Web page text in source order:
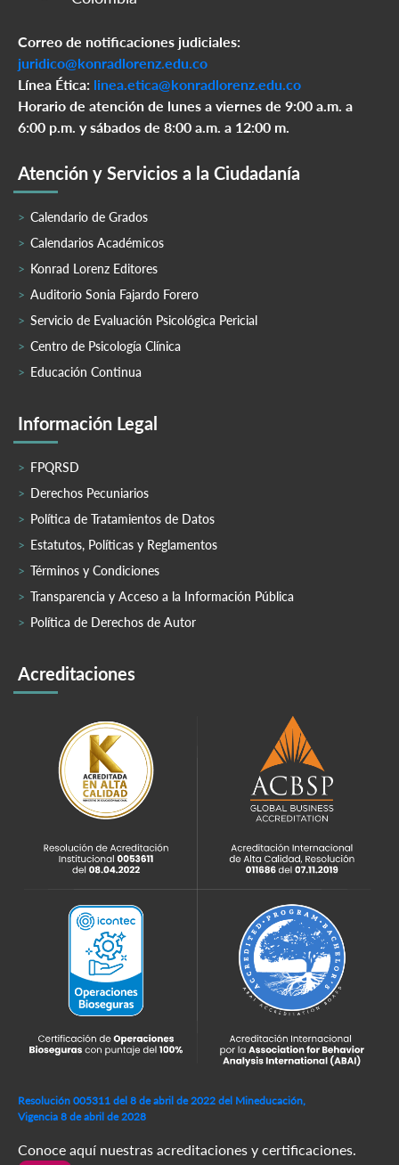
Correo de notificaciones judiciales:
juridico@konradlorenz.edu.co
Línea Ética: linea.etica@konradlorenz.edu.co
Horario de atención de lunes a viernes de 9:00 a.m. a
6:00 p.m. y sábados de 8:00 a.m. a 12:00 m.
Atención y Servicios a la Ciudadanía
Calendario de Grados
Calendarios Académicos
Konrad Lorenz Editores
Auditorio Sonia Fajardo Forero
Servicio de Evaluación Psicológica Pericial
Centro de Psicología Clínica
Educación Continua
Información Legal
FPQRSD
Derechos Pecuniarios
Política de Tratamientos de Datos
Estatutos, Políticas y Reglamentos
Términos y Condiciones
Transparencia y Acceso a la Información Pública
Política de Derechos de Autor
Acreditaciones
Resolución 005311 del 8 de abril de 2022 del Mineducación,
Vigencia 8 de abril de 2028
Conoce aquí nuestras acreditaciones y certificaciones.